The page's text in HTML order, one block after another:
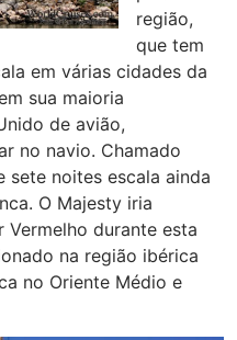
região,
que tem
em várias cidades da
sua maioria
de avião,
no navio. Chamado
sete noites escala ainda
O Majesty iria
durante esta
na região ibérica
no Oriente Médio e